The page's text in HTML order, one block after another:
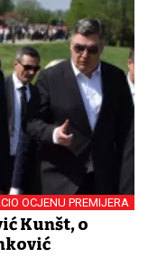
OCJENU PREMIJERA
Kunšt, o